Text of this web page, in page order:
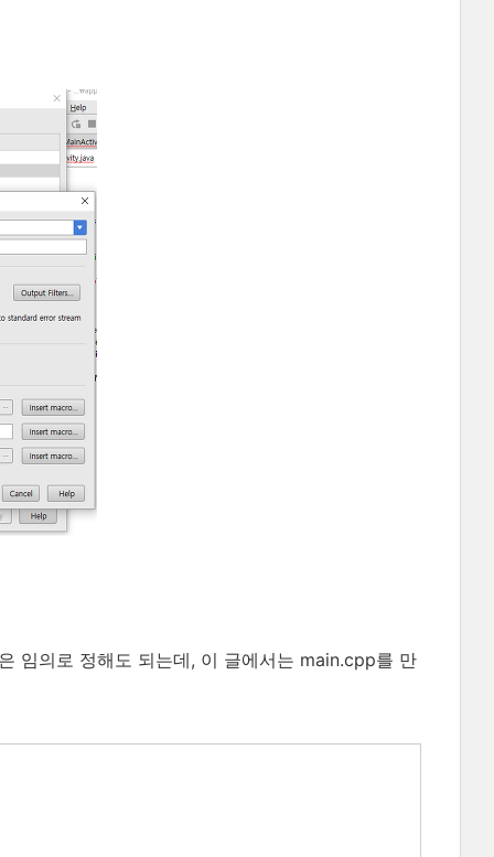
임의로 정해도 되는데, 이 글에서는 main.cpp를 만